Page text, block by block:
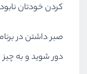
کردن خودتان
صبر داشتن در
دور شوید و به